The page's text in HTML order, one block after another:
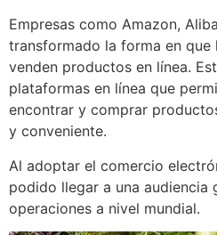
Empresas como Amazon,
transformado la forma en que
venden productos en línea.
plataformas en línea que
encontrar y comprar
y conveniente.
Al adoptar el comercio
podido llegar a una audiencia
operaciones a nivel mundial.